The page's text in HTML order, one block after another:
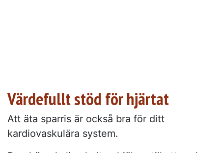
Värdefullt stöd för hjärtat
Att äta sparris är också bra för ditt
kardiovaskulära system.